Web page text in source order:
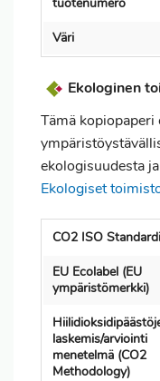
Väri
Ekologinen
Tämä
ekologisuudesta
Ekologiset
CO2 ISO Standardi
EU Ecolabel (EU
ympäristömerkki)
laskemis/arviointi
menetelmä (CO2
Methodology)